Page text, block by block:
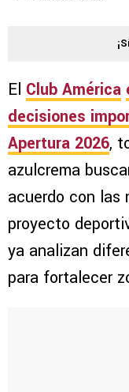
El Club América
decisiones
Apertura 2026,
azulcrema
acuerdo con las
proyecto
ya analizan
para fortalecer